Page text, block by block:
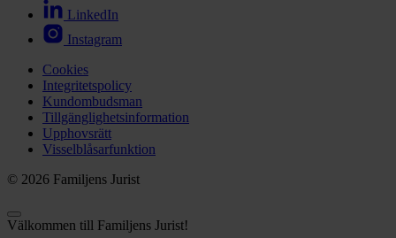
LinkedIn
Instagram
Cookies
Integritetspolicy
Kundombudsman
Tillgänglighetsinformation
Upphovsrätt
Visselblåsarfunktion
© 2026 Familjens Jurist
Välkommen till Familjens Jurist!